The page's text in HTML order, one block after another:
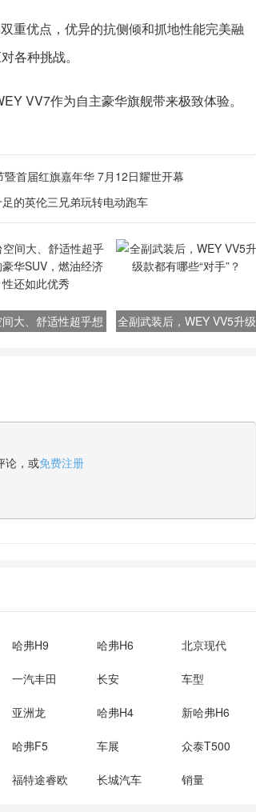
重优点，优异的抗侧倾和抓地性能完美融
各种挑战。
VV7作为自主豪华旗舰带来极致体验。
暨首届红旗嘉年华 7月12日耀世开幕
的英伦三兄弟玩转电动跑车
大、舒适性超乎想
全副武装后，WEY VV5升级
论，或免费注册
哈弗H9 哈弗H6 北京现代
一汽丰田 长安 车型
亚洲龙 哈弗H4 新哈弗H6
哈弗F5 车展 众泰T500
福特途睿欧 长城汽车 销量